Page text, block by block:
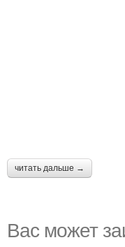
читать дальше →
Вас может